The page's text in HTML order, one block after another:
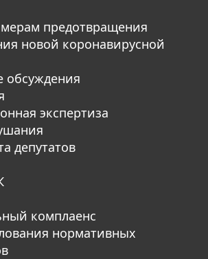
предотвращения
новой коронавирусной
обсуждения
экспертиза
депутатов
комплаенс
нормативных